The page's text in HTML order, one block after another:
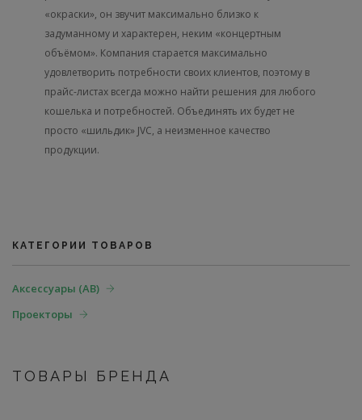
«окраски», он звучит максимально близко к
задуманному и характерен, неким «концертным
объёмом». Компания старается максимально
удовлетворить потребности своих клиентов, поэтому в
прайс-листах всегда можно найти решения для любого
кошелька и потребностей. Объединять их будет не
просто «шильдик» JVC, а неизменное качество
продукции.
КАТЕГОРИИ ТОВАРОВ
Аксессуары (АВ)
Проекторы
ТОВАРЫ БРЕНДА